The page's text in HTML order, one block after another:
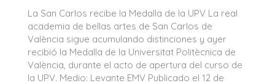
La San Carlos recibe la Medalla de la UPV La real
academia de bellas artes de San Carlos de
València sigue acumulando distinciones y ayer
recibió la Medalla de la Universitat Politècnica de
València, durante el acto de apertura del curso de
la UPV. Medio: Levante EMV Publicado el 12 de